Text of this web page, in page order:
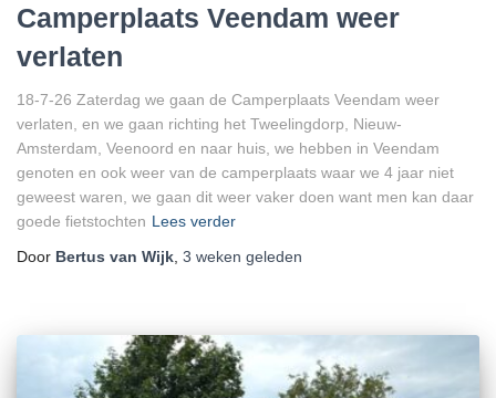
Camperplaats Veendam weer
verlaten
18-7-26 Zaterdag we gaan de Camperplaats Veendam weer
verlaten, en we gaan richting het Tweelingdorp, Nieuw-
Amsterdam, Veenoord en naar huis, we hebben in Veendam
genoten en ook weer van de camperplaats waar we 4 jaar niet
geweest waren, we gaan dit weer vaker doen want men kan daar
goede fietstochten Lees verder
Door Bertus van Wijk 3 weken geleden